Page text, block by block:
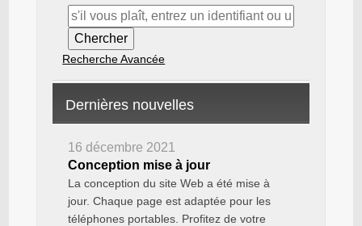
Recherche Avancée
Dernières nouvelles
16 décembre 2021
Conception mise à jour
La conception du site Web a été mise à
jour. Chaque page est adaptée pour les
téléphones portables. Profitez de votre